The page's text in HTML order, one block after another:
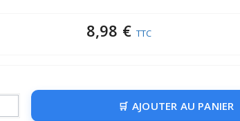
8,98 € TTC
AJOUTER AU PANIER